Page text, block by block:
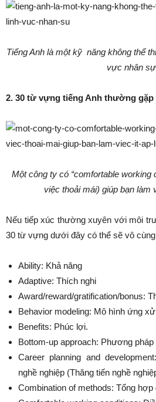
Tiếng Anh là một kỹ năng không thể
vực nhân sự
2. 30 từ vựng tiếng Anh thường
Một công ty có “comfortable working
việc thoải mái) giúp bạn làm
Nếu tiếp xúc thường xuyên với môi
30 từ vựng dưới đây có thể sẽ vô
Ability: Khả năng
Adaptive: Thích nghi
Award/reward/gratification/bonus:
Behavior modeling: Mô hình ứng xử
Benefits: Phúc lợi.
Bottom-up approach: Phương
Career planning and
nghề nghiệp (Thăng tiến nghề
Combination of methods: Tổng